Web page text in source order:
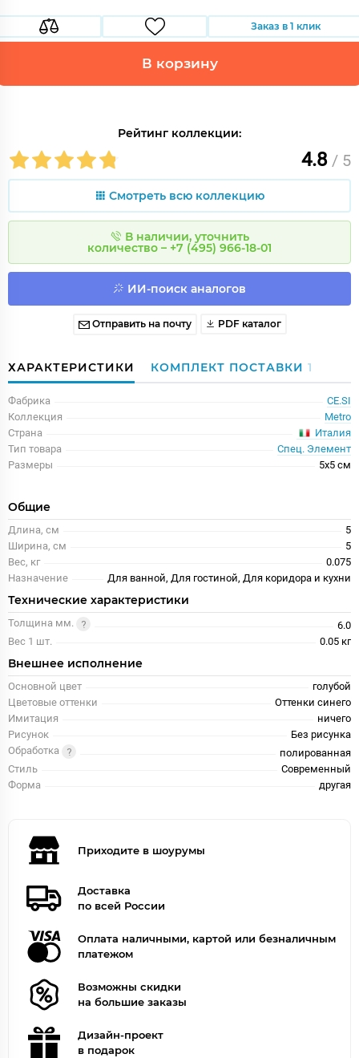
Заказ в 1 клик
В корзину
Рейтинг коллекции:
4.8 / 5
Смотреть всю коллекцию
В наличии, уточнить
количество – +7 (495) 966-18-01
ИИ-поиск аналогов
Отправить на почту PDF каталог
ХАРАКТЕРИСТИКИ КОМПЛЕКТ ПОСТАВКИ 1
Фабрика
CE.SI
Коллекция
Metro
Страна
Италия
Тип товара
Спец. Элемент
Размеры
5x5 см
Общие
Длина, см
5
Ширина, см
5
Вес, кг
0.075
Назначение
Для ванной, Для гостиной, Для коридора и кухни
Технические характеристики
Толщина мм.
6.0
Вес 1 шт.
0.05 кг
Внешнее исполнение
Основной цвет
голубой
Цветовые оттенки
Оттенки синего
Имитация
ничего
Рисунок
Без рисунка
Обработка
полированная
Стиль
Современный
Форма
другая
Приходите в шоурумы
Доставка
по всей России
Оплата наличными, картой или безналичным
платежом
Возможны скидки
на большие заказы
Дизайн-проект
в подарок